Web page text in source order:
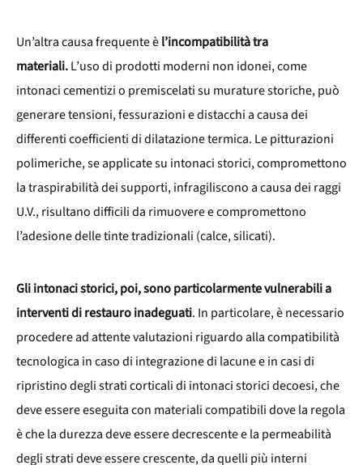
Un’altra causa frequente èl’incompatibilità tra
materiali.L’uso di prodotti moderni non idonei, come
intonaci cementizi o premiscelati su murature storiche, può
generare tensioni, fessurazioni e distacchi a causa dei
differenti coefficienti di dilatazione termica. Le pitturazioni
polimeriche, se applicate su intonaci storici, compromettono
la traspirabilità dei supporti, infragiliscono a causa dei raggi
U.V., risultano difficili da rimuovere e compromettono
l’adesione delle tinte tradizionali (calce, silicati).
Gli intonaci storici, poi, sono particolarmente vulnerabili a
interventi di restauro inadeguati. In particolare, è necessario
procedere ad attente valutazioni riguardo alla compatibilità
tecnologica in caso di integrazione di lacune e in casi di
ripristino degli strati corticali di intonaci storici decoesi, che
deve essere eseguita con materiali compatibili dove la regola
è che la durezza deve essere decrescente e la permeabilità
degli strati deve essere crescente, da quelli più interni